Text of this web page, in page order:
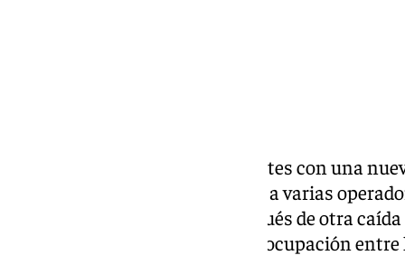
España ha amanecido este martes con una
telefonía móvil que ha afectado a varias
produce apenas unos días después de otra
de junio, lo que ha generado preocupación